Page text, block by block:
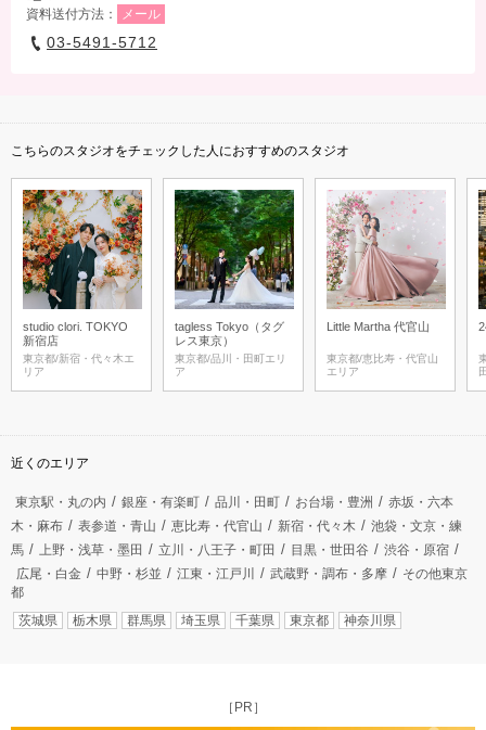
資料送付方法：
メール
03-5491-5712
こちらのスタジオをチェックした人におすすめのスタジオ
studio clori. TOKYO
新宿店
東京都/新宿・代々木エ
リア
tagless Tokyo（タグ
レス東京）
東京都/品川・田町エリ
ア
Little Martha 代官山
東京都/恵比寿・代官山
エリア
近くのエリア
東京駅・丸の内 銀座・有楽町 品川・田町 お台場・豊洲
赤坂・六本
木・麻布
表参道・青山 恵比寿・代官山 新宿・代々木
池袋・文京・練
馬
上野・浅草・墨田 立川・八王子・町田 目黒・世田谷
渋谷・原宿
広尾・白金
中野・杉並 江東・江戸川 武蔵野・調布・多摩
その他東京
都
茨城県
栃木県 群馬県 埼玉県 千葉県 東京都 神奈川県
［PR］